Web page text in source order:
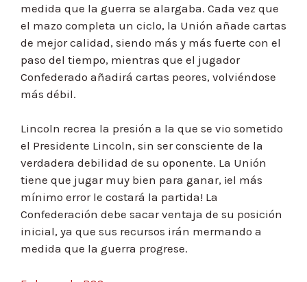
medida que la guerra se alargaba. Cada vez que
el mazo completa un ciclo, la Unión añade cartas
de mejor calidad, siendo más y más fuerte con el
paso del tiempo, mientras que el jugador
Confederado añadirá cartas peores, volviéndose
más débil.
Lincoln recrea la presión a la que se vio sometido
el Presidente Lincoln, sin ser consciente de la
verdadera debilidad de su oponente. La Unión
tiene que jugar muy bien para ganar, ¡el más
mínimo error le costará la partida! La
Confederación debe sacar ventaja de su posición
inicial, ya que sus recursos irán mermando a
medida que la guerra progrese.